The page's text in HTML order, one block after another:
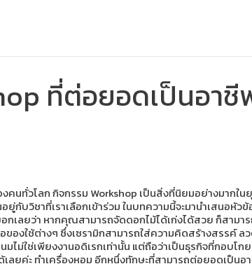
ที่ต่อยอดเป็นอาชี
นทั่วโลก กิจกรรม Workshop เป็นสิ่งที่นิยมอย่างมากใน
ยู่กับวิชาที่เราเลือกเข้าร่วม ในบทความนี้จะมานำเสนอ
เลยว่า หากคุณสามารถจัดดอกไม้ได้เก่งได้สวย ก็สามา
ของใช้ต่างๆ ซึ่งเซรามิกสามารถใส่ความคิดสร้างสรรค์
มไม่ใช่เพียงงานอดิเรกเท่านั้น แต่ถือว่าเป็นธุรกิจที่กอบ
เลยค่ะ ทำเครื่องหอม อีกหนึ่งทักษะที่สามารถต่อยอดเป็